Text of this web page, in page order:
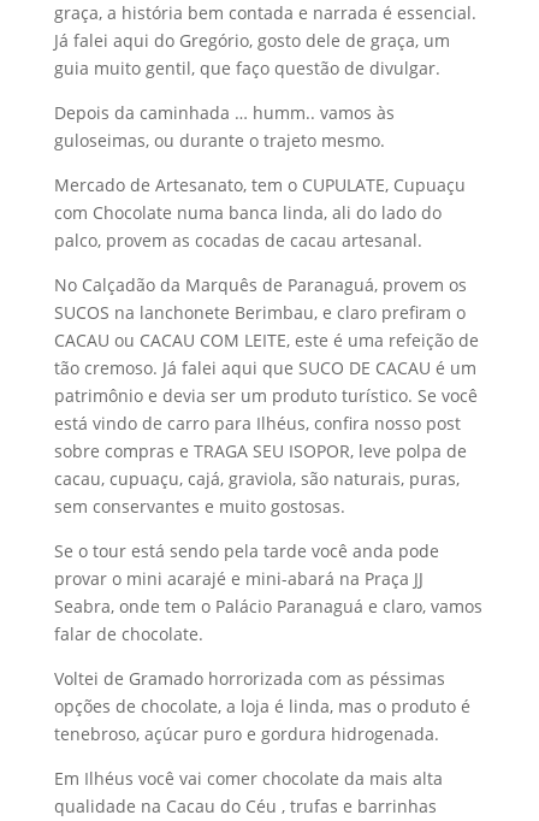
graça, a história bem contada e narrada é essencial.
Já falei aqui do Gregório, gosto dele de graça, um
guia muito gentil, que faço questão de divulgar.
Depois da caminhada … humm.. vamos às
guloseimas, ou durante o trajeto mesmo.
Mercado de Artesanato, tem o CUPULATE, Cupuaçu
com Chocolate numa banca linda, ali do lado do
palco, provem as cocadas de cacau artesanal.
No Calçadão da Marquês de Paranaguá, provem os
SUCOS na lanchonete Berimbau, e claro prefiram o
CACAU ou CACAU COM LEITE, este é uma refeição de
tão cremoso. Já falei aqui que SUCO DE CACAU é um
patrimônio e devia ser um produto turístico. Se você
está vindo de carro para Ilhéus, confira nosso post
sobre compras e TRAGA SEU ISOPOR, leve polpa de
cacau, cupuaçu, cajá, graviola, são naturais, puras,
sem conservantes e muito gostosas.
Se o tour está sendo pela tarde você anda pode
provar o mini acarajé e mini-abará na Praça JJ
Seabra, onde tem o Palácio Paranaguá e claro, vamos
falar de chocolate.
Voltei de Gramado horrorizada com as péssimas
opções de chocolate, a loja é linda, mas o produto é
tenebroso, açúcar puro e gordura hidrogenada.
Em Ilhéus você vai comer chocolate da mais alta
qualidade na Cacau do Céu , trufas e barrinhas